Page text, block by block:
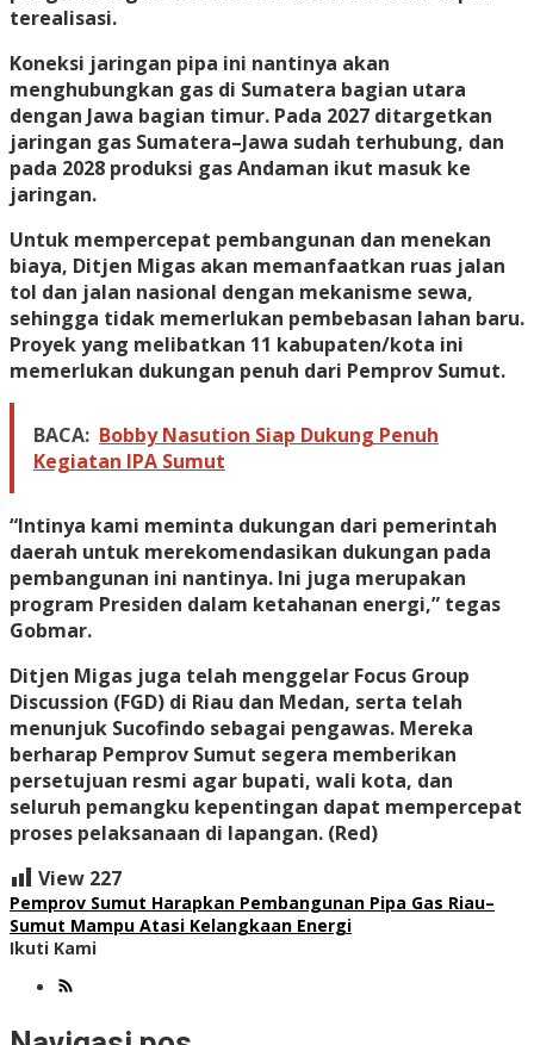
terealisasi.
Koneksi jaringan pipa ini nantinya akan
menghubungkan gas di Sumatera bagian utara
dengan Jawa bagian timur. Pada 2027 ditargetkan
jaringan gas Sumatera–Jawa sudah terhubung, dan
pada 2028 produksi gas Andaman ikut masuk ke
jaringan.
Untuk mempercepat pembangunan dan menekan
biaya, Ditjen Migas akan memanfaatkan ruas jalan
tol dan jalan nasional dengan mekanisme sewa,
sehingga tidak memerlukan pembebasan lahan baru.
Proyek yang melibatkan 11 kabupaten/kota ini
memerlukan dukungan penuh dari Pemprov Sumut.
BACA: Bobby Nasution Siap Dukung Penuh
Kegiatan IPA Sumut
“Intinya kami meminta dukungan dari pemerintah
daerah untuk merekomendasikan dukungan pada
pembangunan ini nantinya. Ini juga merupakan
program Presiden dalam ketahanan energi,” tegas
Gobmar.
Ditjen Migas juga telah menggelar Focus Group
Discussion (FGD) di Riau dan Medan, serta telah
menunjuk Sucofindo sebagai pengawas. Mereka
berharap Pemprov Sumut segera memberikan
persetujuan resmi agar bupati, wali kota, dan
seluruh pemangku kepentingan dapat mempercepat
proses pelaksanaan di lapangan. (Red)
View 227
Pemprov Sumut Harapkan Pembangunan Pipa Gas Riau–
Sumut Mampu Atasi Kelangkaan Energi
Ikuti Kami